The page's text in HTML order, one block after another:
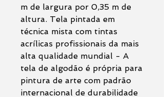
m de largura por 0,35 m de
altura. Tela pintada em
técnica mista com tintas
acrílicas profissionais da mais
alta qualidade mundial - A
tela de algodão é própria para
pintura de arte com padrão
internacional de durabilidade